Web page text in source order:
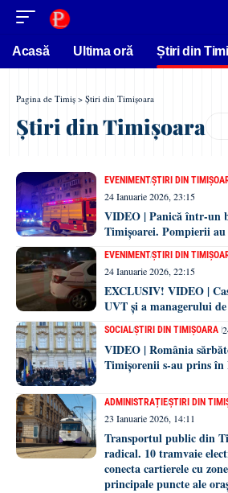
conținut
Acasă Ultima oră Știri din
Pagina de Timiș > Știri din Timișoara
Știri din Timișoara
EVENIMENTȘTIRI DIN
24 Ianuarie 2026, 23:15
VIDEO | Panică într-un
Timișoarei. Pompierii
EVENIMENTȘTIRI DIN
24 Ianuarie 2026, 22:15
EXCLUSIV! VIDEO |
UVT și a managerului
SOCIALȘTIRI DIN TIMIȘOARA
VIDEO | România
Timișorenii s-au prins
ADMINISTRAȚIEȘTIRI DIN
23 Ianuarie 2026, 14:11
Transportul public din
radical. 10 tramvaie
conecta cartierele cu
principale puncte ale